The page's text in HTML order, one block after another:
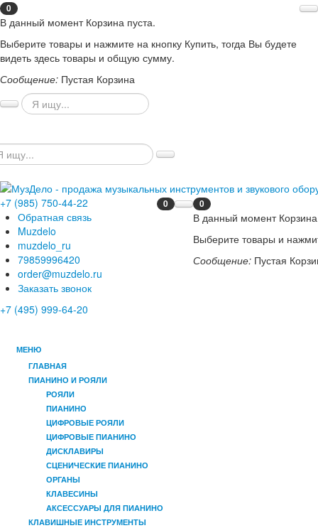
0
В данный момент Корзина пуста.
Выберите товары и нажмите на кнопку Купить, тогда Вы будете
видеть здесь товары и общую сумму.
Сообщение: Пустая Корзина
+7 (985) 750-44-22
Обратная связь
Muzdelo
muzdelo_ru
79859996420
order@muzdelo.ru
Заказать звонок
+7 (495) 999-64-20
0
В данный момент Корзина
Выберите товары и
Сообщение: Пустая
0
МЕНЮ
ГЛАВНАЯ
ПИАНИНО И РОЯЛИ
РОЯЛИ
ПИАНИНО
ЦИФРОВЫЕ РОЯЛИ
ЦИФРОВЫЕ ПИАНИНО
ДИСКЛАВИРЫ
СЦЕНИЧЕСКИЕ ПИАНИНО
ОРГАНЫ
КЛАВЕСИНЫ
АКСЕССУАРЫ ДЛЯ ПИАНИНО
КЛАВИШНЫЕ ИНСТРУМЕНТЫ